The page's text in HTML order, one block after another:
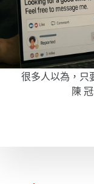
很多人以為，只
陳